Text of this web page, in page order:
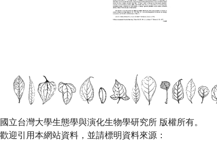
國立台灣大學生態學與演化生物學研究所 版權所有。
歡迎引用本網站資料，並請標明資料來源：